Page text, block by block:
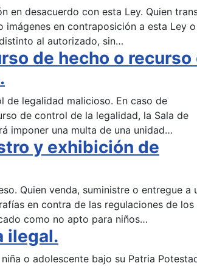
en desacuerdo con esta Ley. Quien
en contraposición a esta Ley
al autorizado, sin…
de hecho o recurso
legalidad malicioso. En caso de
de control de la legalidad, la Sala de
imponer una multa de una unidad…
y exhibición de
Quien venda, suministre o entregue a
en contra de las regulaciones de los
como no apto para niños…
ilegal.
o adolescente bajo su Patria